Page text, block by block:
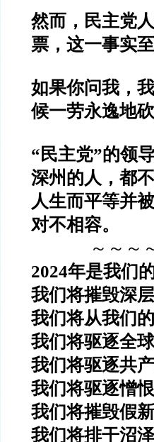
然而，民主党
票，这一事实
如果你问我，
候一劳永逸地
“民主党”的领
深州的人，都
人生而平等并
对不相容。
～～～
2024年是我们
我们将摧毁深
我们将从我们
我们将驱逐全
我们将驱逐共
我们将驱逐憎
我们将摧毁假
我们将排干沼泽